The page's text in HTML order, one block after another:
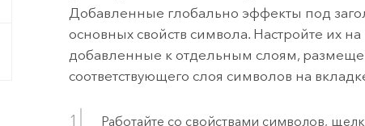
Добавленные глобально эффекты под
основных свойств символа. Настройте их на
добавленные к отдельным слоям,
соответствующего слоя символов на
Работайте со свойствами символов,